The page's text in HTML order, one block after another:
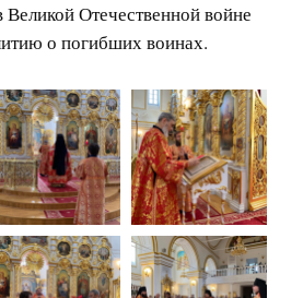
Отечественной войне
о погибших воинах.